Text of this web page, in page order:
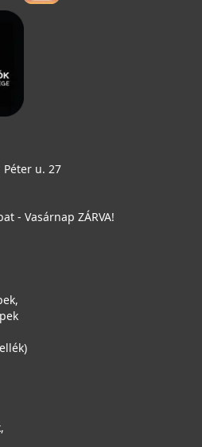
u. 27
- Vasárnap ZÁRVA!